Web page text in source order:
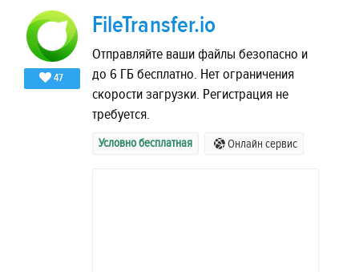
47
FileTransfer.io
Отправляйте ваши файлы безопасно и
до 6 ГБ бесплатно. Нет ограничения
скорости загрузки. Регистрация не
требуется.
Условно бесплатная Онлайн сервис